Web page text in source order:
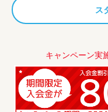
ス
キャンペーン実